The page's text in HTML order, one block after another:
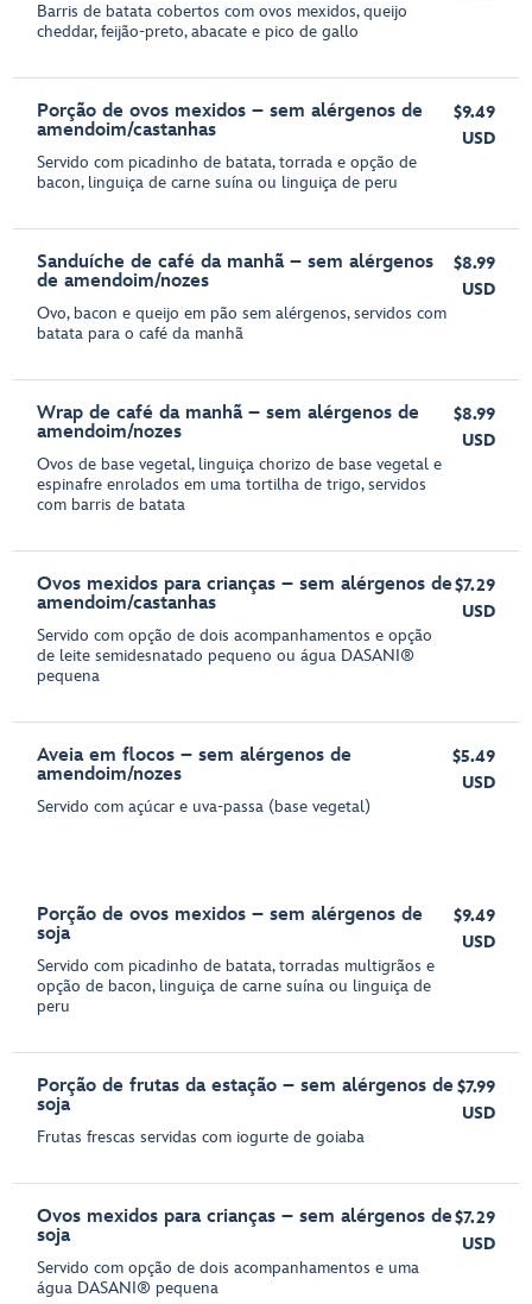
Barris de batata cobertos com ovos mexidos, queijo
cheddar, feijão-preto, abacate e pico de gallo
Porção de ovos mexidos – sem alérgenos de
amendoim/castanhas
Servido com picadinho de batata, torrada e opção de
bacon, linguiça de carne suína ou linguiça de peru
$9.49
USD
Sanduíche de café da manhã – sem alérgenos
de amendoim/nozes
Ovo, bacon e queijo em pão sem alérgenos, servidos com
batata para o café da manhã
$8.99
USD
Wrap de café da manhã – sem alérgenos de
amendoim/nozes
Ovos de base vegetal, linguiça chorizo de base vegetal e
espinafre enrolados em uma tortilha de trigo, servidos
com barris de batata
$8.99
USD
Ovos mexidos para crianças – sem alérgenos de
amendoim/castanhas
Servido com opção de dois acompanhamentos e opção
de leite semidesnatado pequeno ou água DASANI®
pequena
$7.29
USD
Aveia em flocos – sem alérgenos de
amendoim/nozes
Servido com açúcar e uva-passa (base vegetal)
$5.49
USD
Porção de ovos mexidos – sem alérgenos de
soja
Servido com picadinho de batata, torradas multigrãos e
opção de bacon, linguiça de carne suína ou linguiça de
peru
$9.49
USD
Porção de frutas da estação – sem alérgenos de
soja
Frutas frescas servidas com iogurte de goiaba
$7.99
USD
Ovos mexidos para crianças – sem alérgenos de
soja
Servido com opção de dois acompanhamentos e uma
água DASANI® pequena
$7.29
USD